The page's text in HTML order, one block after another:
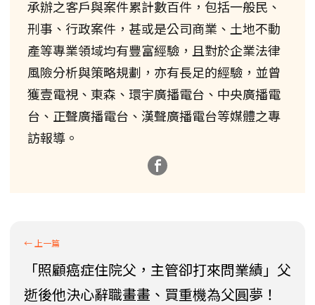
承辦之客戶與案件累計數百件，包括一般民、
刑事、行政案件，甚或是公司商業、土地不動
產等專業領域均有豐富經驗，且對於企業法律
風險分析與策略規劃，亦有長足的經驗，並曾
獲壹電視、東森、環宇廣播電台、中央廣播電
台、正聲廣播電台、漢聲廣播電台等媒體之專
訪報導。
「照顧癌症住院父，主管卻打來問業績」父
逝後他決心辭職畫畫、買重機為父圓夢！